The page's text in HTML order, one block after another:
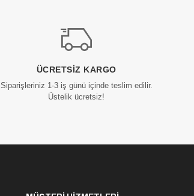
ÜCRETSIZ KARGO
Siparişleriniz 1-3 iş günü içinde teslim edilir.
Üstelik ücretsiz!